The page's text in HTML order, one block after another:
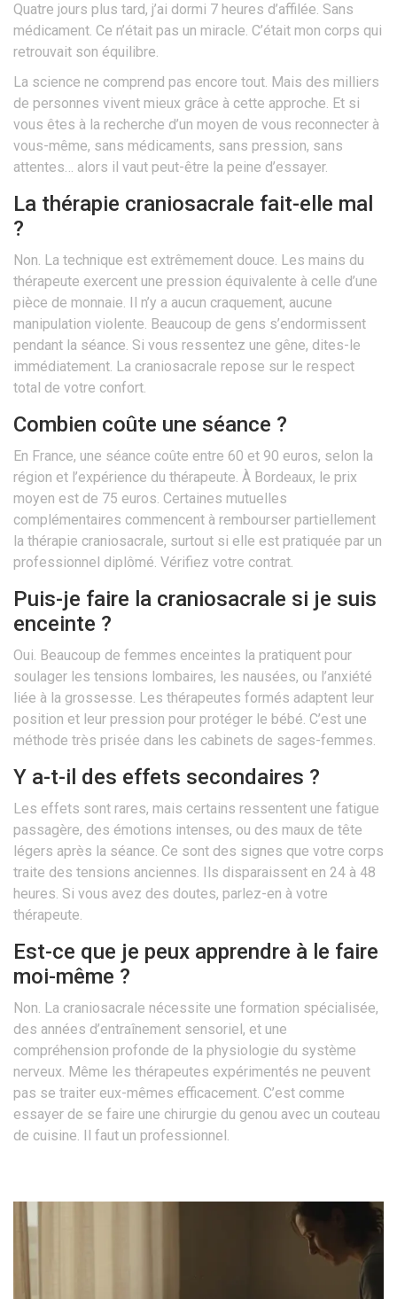
Quatre jours plus tard, j’ai dormi 7 heures d’affilée. Sans
médicament. Ce n’était pas un miracle. C’était mon corps qui
retrouvait son équilibre.
La science ne comprend pas encore tout. Mais des milliers
de personnes vivent mieux grâce à cette approche. Et si
vous êtes à la recherche d’un moyen de vous reconnecter à
vous-même, sans médicaments, sans pression, sans
attentes… alors il vaut peut-être la peine d’essayer.
La thérapie craniosacrale fait-elle mal
?
Non. La technique est extrêmement douce. Les mains du
thérapeute exercent une pression équivalente à celle d’une
pièce de monnaie. Il n’y a aucun craquement, aucune
manipulation violente. Beaucoup de gens s’endormissent
pendant la séance. Si vous ressentez une gêne, dites-le
immédiatement. La craniosacrale repose sur le respect
total de votre confort.
Combien coûte une séance ?
En France, une séance coûte entre 60 et 90 euros, selon la
région et l’expérience du thérapeute. À Bordeaux, le prix
moyen est de 75 euros. Certaines mutuelles
complémentaires commencent à rembourser partiellement
la thérapie craniosacrale, surtout si elle est pratiquée par un
professionnel diplômé. Vérifiez votre contrat.
Puis-je faire la craniosacrale si je suis
enceinte ?
Oui. Beaucoup de femmes enceintes la pratiquent pour
soulager les tensions lombaires, les nausées, ou l’anxiété
liée à la grossesse. Les thérapeutes formés adaptent leur
position et leur pression pour protéger le bébé. C’est une
méthode très prisée dans les cabinets de sages-femmes.
Y a-t-il des effets secondaires ?
Les effets sont rares, mais certains ressentent une fatigue
passagère, des émotions intenses, ou des maux de tête
légers après la séance. Ce sont des signes que votre corps
traite des tensions anciennes. Ils disparaissent en 24 à 48
heures. Si vous avez des doutes, parlez-en à votre
thérapeute.
Est-ce que je peux apprendre à le faire
moi-même ?
Non. La craniosacrale nécessite une formation spécialisée,
des années d’entraînement sensoriel, et une
compréhension profonde de la physiologie du système
nerveux. Même les thérapeutes expérimentés ne peuvent
pas se traiter eux-mêmes efficacement. C’est comme
essayer de se faire une chirurgie du genou avec un couteau
de cuisine. Il faut un professionnel.